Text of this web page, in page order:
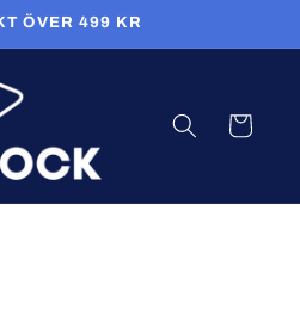
ÖVER 499 KR
Cart